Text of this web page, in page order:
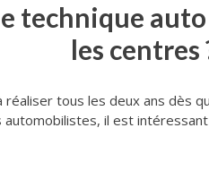
technique
les centres
tous les deux ans dès
il est